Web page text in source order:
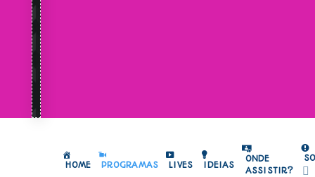
HOME PROGRAMAS LIVES IDEIAS
ONDE
ASSISTIR?